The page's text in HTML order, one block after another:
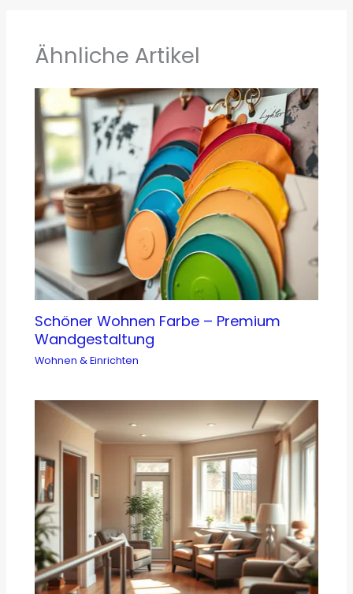
Ähnliche Artikel
Schöner Wohnen Farbe – Premium
Wandgestaltung
Wohnen & Einrichten